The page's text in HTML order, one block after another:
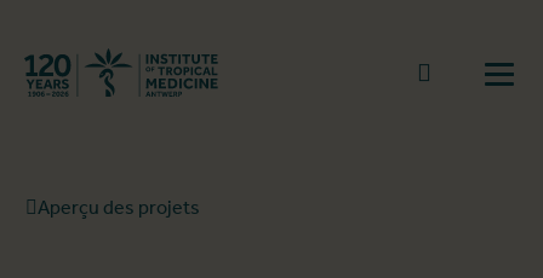
Retourner à la page d'accueil
go to
Aperçu des projets